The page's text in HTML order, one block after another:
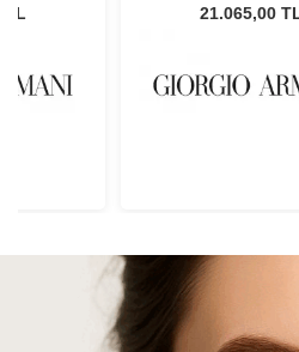
Güneş
TL
300187 - 50 Unisex
21.065,00